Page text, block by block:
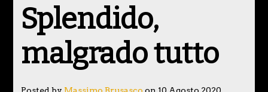
Splendido,
malgrado tutto